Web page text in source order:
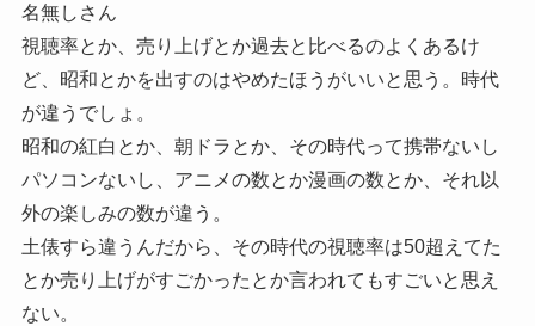
名無しさん
視聴率とか、売り上げとか過去と比べるのよくあるけ
ど、昭和とかを出すのはやめたほうがいいと思う。時代
が違うでしょ。
昭和の紅白とか、朝ドラとか、その時代って携帯ないし
パソコンないし、アニメの数とか漫画の数とか、それ以
外の楽しみの数が違う。
土俵すら違うんだから、その時代の視聴率は50超えてた
とか売り上げがすごかったとか言われてもすごいと思え
ない。